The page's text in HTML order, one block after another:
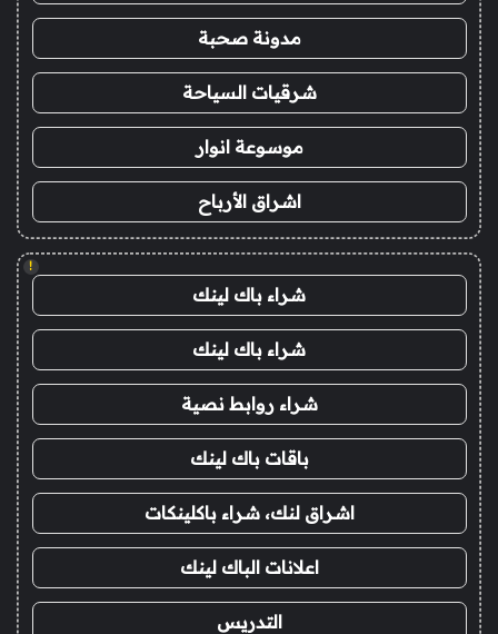
مدونة صحبة
شرقيات السياحة
موسوعة انوار
اشراق الأرباح
!
شراء باك لينك
شراء باك لينك
شراء روابط نصية
باقات باك لينك
اشراق لنك، شراء باكلينكات
اعلانات الباك لينك
التدريس